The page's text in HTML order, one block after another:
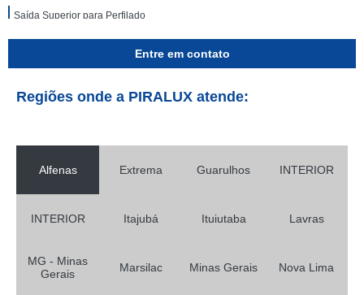
Saída Superior para Perfilado
Entre em contato
Regiões onde a PIRALUX atende:
Alfenas Extrema Guarulhos INTERIOR
INTERIOR Itajubá Ituiutaba Lavras
MG - Minas
Gerais
Marsilac Minas Gerais Nova Lima